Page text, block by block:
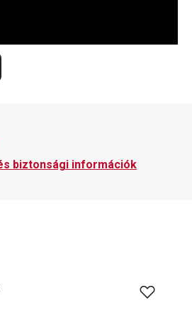
biztonsági információk